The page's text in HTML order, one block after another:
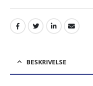
BESKRIVELSE